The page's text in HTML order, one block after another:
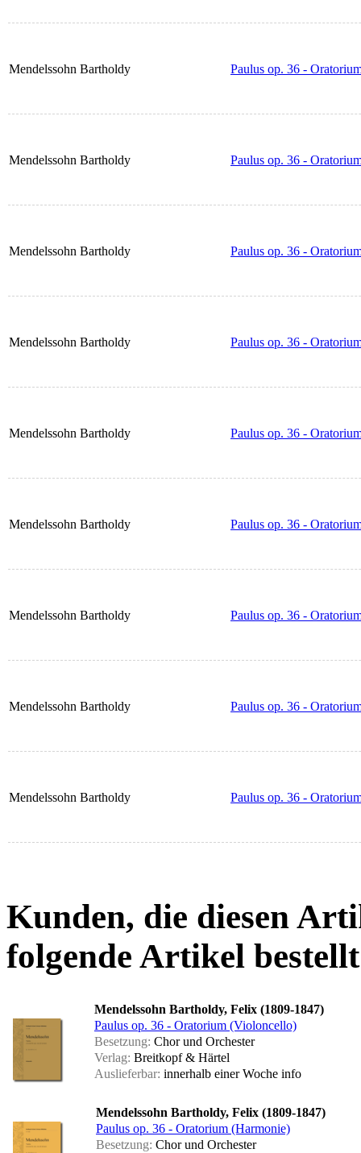
Mendelssohn Bartholdy Paulus op. 36 -
Mendelssohn Bartholdy Paulus op. 36 -
Mendelssohn Bartholdy Paulus op. 36 -
Mendelssohn Bartholdy Paulus op. 36 -
Mendelssohn Bartholdy Paulus op. 36 -
Mendelssohn Bartholdy Paulus op. 36 -
Mendelssohn Bartholdy Paulus op. 36 -
Mendelssohn Bartholdy Paulus op. 36 -
Mendelssohn Bartholdy Paulus op. 36 -
Kunden, die diesen
folgende Artikel
Mendelssohn Bartholdy, Felix (1809-1847)
Paulus op. 36 - Oratorium (Violoncello)
Besetzung: Chor und Orchester
Verlag: Breitkopf & Härtel
Auslieferbar: innerhalb einer Woche info
Mendelssohn Bartholdy, Felix (1809-1847)
Paulus op. 36 - Oratorium (Harmonie)
Besetzung: Chor und Orchester